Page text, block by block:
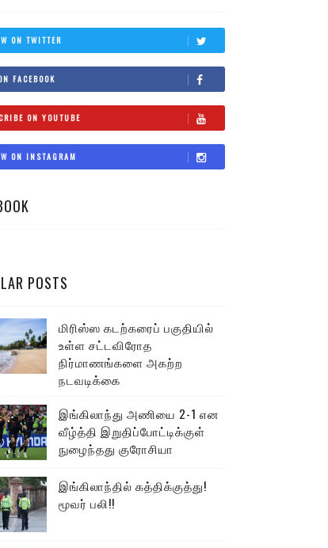
ON TWITTER
FACEBOOK
ON YOUTUBE
ON INSTAGRAM
POSTS
மிரிஸ்ஸ கடற்கரைப் பகுதியில்
உள்ள சட்டவிரோத
நிர்மாணங்களை அகற்ற
நடவடிக்கை
இங்கிலாந்து அணியை 2-1 என
வீழ்த்தி இறுதிப்போட்டிக்குள்
நுழைந்தது குரோசியா
இங்கிலாந்தில் கத்திக்குத்து!
மூவர் பலி!!